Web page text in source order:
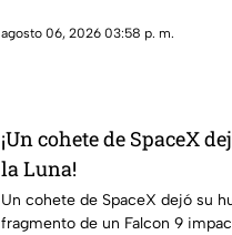
agosto 06, 2026 03:58 p. m.
¡Un cohete de SpaceX
la Luna!
Un cohete de SpaceX dejó su
fragmento de un Falcon 9